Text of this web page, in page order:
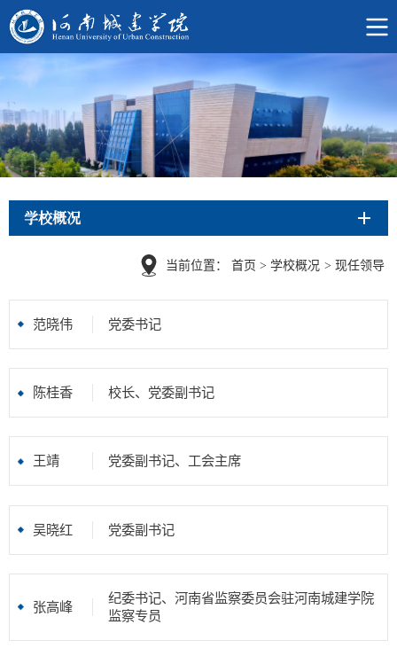
学校概况
当前位置： 首页 > 学校概况 > 现任领导
范晓伟 党委书记
陈桂香 校长、党委副书记
王靖 党委副书记、工会主席
吴晓红 党委副书记
张高峰
纪委书记、河南省监察委员会驻河南城建学院
监察专员